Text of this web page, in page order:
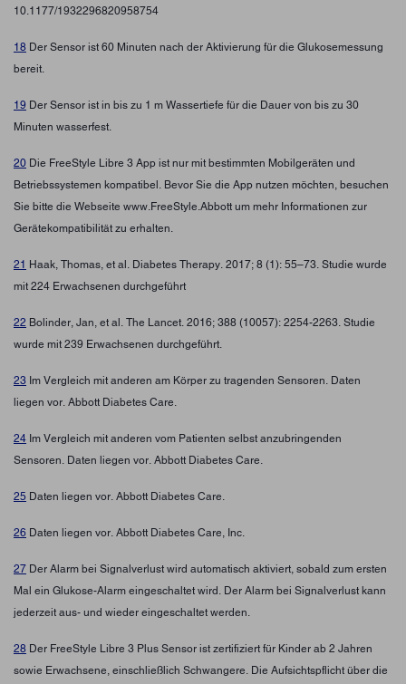
10.1177/1932296820958754
18 Der Sensor ist 60 Minuten nach der Aktivierung für die Glukosemessung
bereit.
19 Der Sensor ist in bis zu 1 m Wassertiefe für die Dauer von bis zu 30
Minuten wasserfest.
20 Die FreeStyle Libre 3 App ist nur mit bestimmten Mobilgeräten und
Betriebssystemen kompatibel. Bevor Sie die App nutzen möchten, besuchen
Sie bitte die Webseite www.FreeStyle.Abbott um mehr Informationen zur
Gerätekompatibilität zu erhalten.
21 Haak, Thomas, et al. Diabetes Therapy. 2017; 8 (1): 55–73. Studie wurde
mit 224 Erwachsenen durchgeführt
22 Bolinder, Jan, et al. The Lancet. 2016; 388 (10057): 2254-2263. Studie
wurde mit 239 Erwachsenen durchgeführt.
23 Im Vergleich mit anderen am Körper zu tragenden Sensoren. Daten
liegen vor. Abbott Diabetes Care.
24 Im Vergleich mit anderen vom Patienten selbst anzubringenden
Sensoren. Daten liegen vor. Abbott Diabetes Care.
25 Daten liegen vor. Abbott Diabetes Care.
26 Daten liegen vor. Abbott Diabetes Care, Inc.
27 Der Alarm bei Signalverlust wird automatisch aktiviert, sobald zum ersten
Mal ein Glukose-Alarm eingeschaltet wird. Der Alarm bei Signalverlust kann
jederzeit aus- und wieder eingeschaltet werden.
28 Der FreeStyle Libre 3 Plus Sensor ist zertifiziert für Kinder ab 2 Jahren
sowie Erwachsene, einschließlich Schwangere. Die Aufsichtspflicht über die